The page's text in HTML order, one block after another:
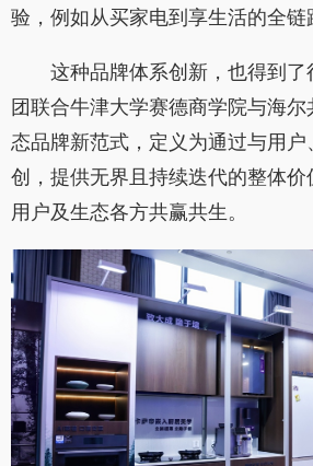
验，例如从买家电到享生活的全链
这种品牌体系创新，也得到
团联合牛津大学赛德商学院与海
态品牌新范式，定义为通过与用
创，提供无界且持续迭代的整体价
用户及生态各方共赢共生。